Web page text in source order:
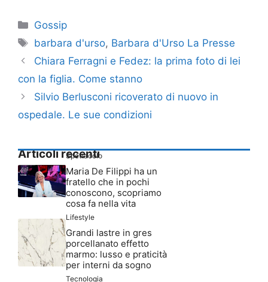
Categorie
Gossip
Tag
barbara d'urso, Barbara d'Urso La Presse
Chiara Ferragni e Fedez: la prima foto di lei
con la figlia. Come stanno
Silvio Berlusconi ricoverato di nuovo in
ospedale. Le sue condizioni
Articoli recenti
Spettacolo
Maria De Filippi ha un
fratello che in pochi
conoscono, scopriamo
cosa fa nella vita
Lifestyle
Grandi lastre in gres
porcellanato effetto
marmo: lusso e praticità
per interni da sogno
Tecnologia